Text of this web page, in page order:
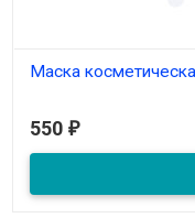
Маска
550 ₽